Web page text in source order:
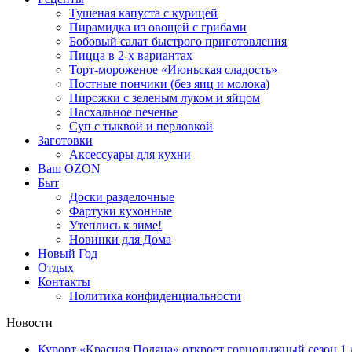
Тушеная капуста с курицей
Пирамидка из овощей с грибами
Бобовый салат быстрого приготовления
Пицца в 2-х вариантах
Торт-мороженое «Июньская сладость»
Постные пончики (без яиц и молока)
Пирожки с зеленым луком и яйцом
Пасхальное печенье
Суп с тыквой и перловкой
Заготовки
Аксессуары для кухни
Ваш OZON
Быт
Доски разделочные
Фартуки кухонные
Утеплись к зиме!
Новинки для Дома
Новый Год
Отдых
Контакты
Политика конфиденциальности
Новости
Курорт «Красная Поляна» откроет горнолыжный сезон 1